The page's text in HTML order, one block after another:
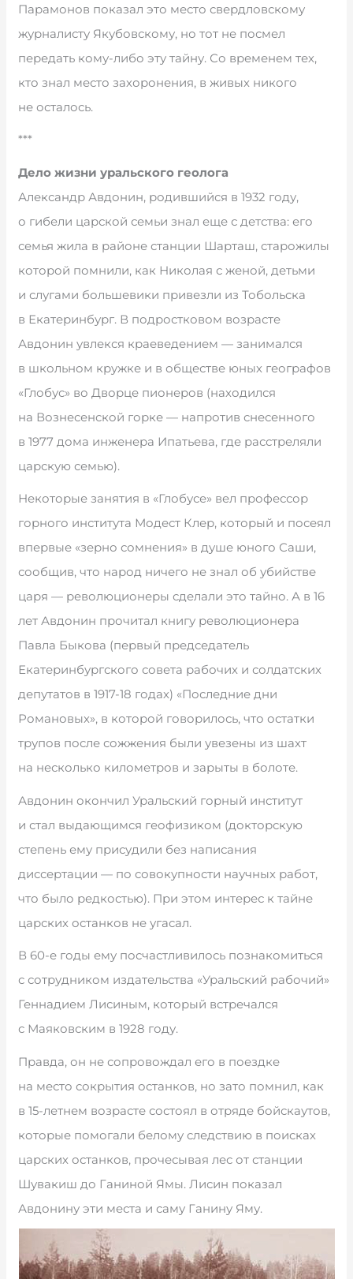
Парамонов показал это место свердловскому
журналисту Якубовскому, но тот не посмел
передать кому-либо эту тайну. Со временем тех,
кто знал место захоронения, в живых никого
не осталось.
***
Дело жизни уральского геолога
Александр Авдонин, родившийся в 1932 году,
о гибели царской семьи знал еще с детства: его
семья жила в районе станции Шарташ, старожилы
которой помнили, как Николая с женой, детьми
и слугами большевики привезли из Тобольска
в Екатеринбург. В подростковом возрасте
Авдонин увлекся краеведением — занимался
в школьном кружке и в обществе юных географов
«Глобус» во Дворце пионеров (находился
на Вознесенской горке — напротив снесенного
в 1977 дома инженера Ипатьева, где расстреляли
царскую семью).
Некоторые занятия в «Глобусе» вел профессор
горного института Модест Клер, который и посеял
впервые «зерно сомнения» в душе юного Саши,
сообщив, что народ ничего не знал об убийстве
царя — революционеры сделали это тайно. А в 16
лет Авдонин прочитал книгу революционера
Павла Быкова (первый председатель
Екатеринбургского совета рабочих и солдатских
депутатов в 1917-18 годах) «Последние дни
Романовых», в которой говорилось, что остатки
трупов после сожжения были увезены из шахт
на несколько километров и зарыты в болоте.
Авдонин окончил Уральский горный институт
и стал выдающимся геофизиком (докторскую
степень ему присудили без написания
диссертации — по совокупности научных работ,
что было редкостью). При этом интерес к тайне
царских останков не угасал.
В 60-е годы ему посчастливилось познакомиться
с сотрудником издательства «Уральский рабочий»
Геннадием Лисиным, который встречался
с Маяковским в 1928 году.
Правда, он не сопровождал его в поездке
на место сокрытия останков, но зато помнил, как
в 15-летнем возрасте состоял в отряде бойскаутов,
которые помогали белому следствию в поисках
царских останков, прочесывая лес от станции
Шувакиш до Ганиной Ямы. Лисин показал
Авдонину эти места и саму Ганину Яму.